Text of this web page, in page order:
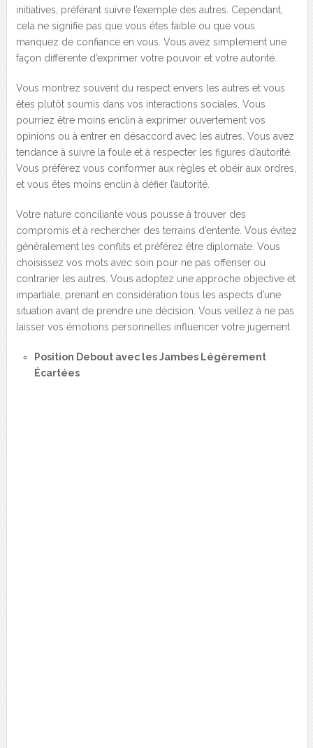
initiatives, préférant suivre l’exemple des autres. Cependant,
cela ne signifie pas que vous êtes faible ou que vous
manquez de confiance en vous. Vous avez simplement une
façon différente d’exprimer votre pouvoir et votre autorité.
Vous montrez souvent du respect envers les autres et vous
êtes plutôt soumis dans vos interactions sociales. Vous
pourriez être moins enclin à exprimer ouvertement vos
opinions ou à entrer en désaccord avec les autres. Vous avez
tendance à suivre la foule et à respecter les figures d’autorité.
Vous préférez vous conformer aux règles et obéir aux ordres,
et vous êtes moins enclin à défier l’autorité.
Votre nature conciliante vous pousse à trouver des
compromis et à rechercher des terrains d’entente. Vous évitez
généralement les conflits et préférez être diplomate. Vous
choisissez vos mots avec soin pour ne pas offenser ou
contrarier les autres. Vous adoptez une approche objective et
impartiale, prenant en considération tous les aspects d’une
situation avant de prendre une décision. Vous veillez à ne pas
laisser vos émotions personnelles influencer votre jugement.
Position Debout avec les Jambes Légèrement
Écartées